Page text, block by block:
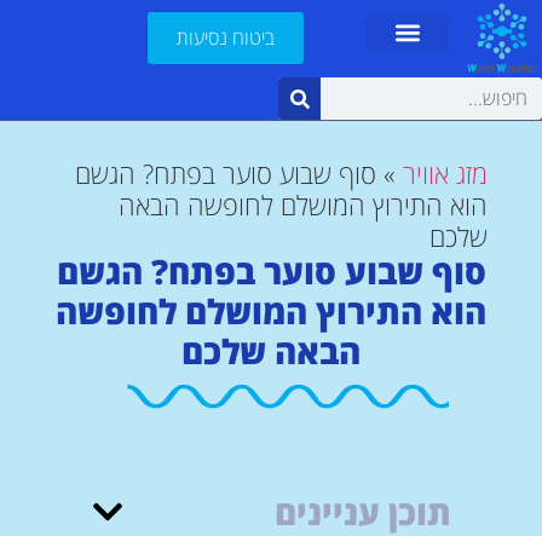
ביטוח נסיעות
מזג אוויר» סוף שבוע סוער בפתח? הגשם
הוא התירוץ המושלם לחופשה הבאה
שלכם
סוף שבוע סוער בפתח? הגשם
הוא התירוץ המושלם לחופשה
הבאה שלכם
תוכן עניינים